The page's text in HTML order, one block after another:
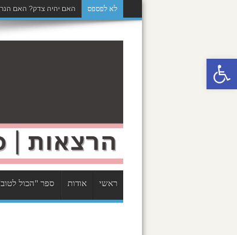
פתח סרגל נגישות
לא לפספס האם יהיה צדק? האם
ראשי אודות ספר "הכול